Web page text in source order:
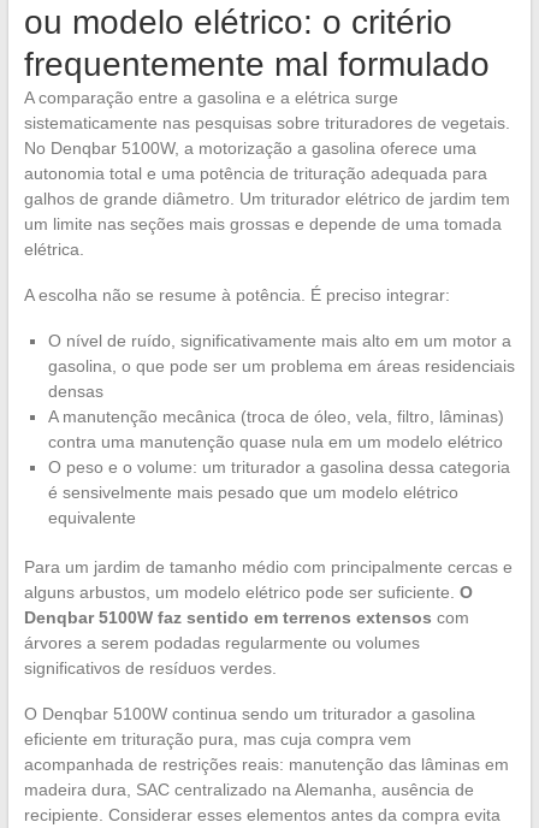
ou modelo elétrico: o critério
frequentemente mal formulado
A comparação entre a gasolina e a elétrica surge
sistematicamente nas pesquisas sobre trituradores de vegetais.
No Denqbar 5100W, a motorização a gasolina oferece uma
autonomia total e uma potência de trituração adequada para
galhos de grande diâmetro. Um triturador elétrico de jardim tem
um limite nas seções mais grossas e depende de uma tomada
elétrica.
A escolha não se resume à potência. É preciso integrar:
O nível de ruído, significativamente mais alto em um motor a
gasolina, o que pode ser um problema em áreas residenciais
densas
A manutenção mecânica (troca de óleo, vela, filtro, lâminas)
contra uma manutenção quase nula em um modelo elétrico
O peso e o volume: um triturador a gasolina dessa categoria
é sensivelmente mais pesado que um modelo elétrico
equivalente
Para um jardim de tamanho médio com principalmente cercas e
alguns arbustos, um modelo elétrico pode ser suficiente. O
Denqbar 5100W faz sentido em terrenos extensos com
árvores a serem podadas regularmente ou volumes
significativos de resíduos verdes.
O Denqbar 5100W continua sendo um triturador a gasolina
eficiente em trituração pura, mas cuja compra vem
acompanhada de restrições reais: manutenção das lâminas em
madeira dura, SAC centralizado na Alemanha, ausência de
recipiente. Considerar esses elementos antes da compra evita